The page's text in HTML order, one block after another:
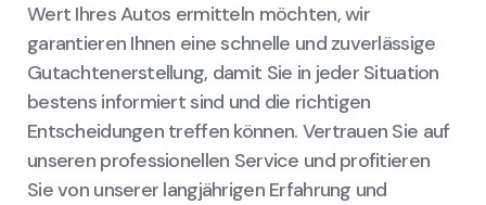
Wert Ihres Autos ermitteln möchten, wir
garantieren Ihnen eine schnelle und zuverlässige
Gutachtenerstellung, damit Sie in jeder Situation
bestens informiert sind und die richtigen
Entscheidungen treffen können. Vertrauen Sie auf
unseren professionellen Service und profitieren
Sie von unserer langjährigen Erfahrung und